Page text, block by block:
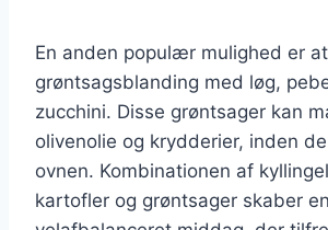
En anden populær mulighed er
grøntsagsblanding med løg,
zucchini. Disse grøntsager kan
olivenolie og krydderier, inden
ovnen. Kombinationen af
kartofler og grøntsager skaber en